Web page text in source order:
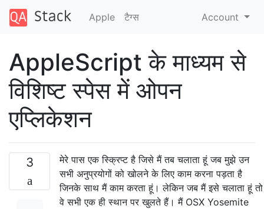
Apple टैग्‍स Account
AppleScript के माध्यम से
विशिष्ट स्पेस में ओपन
एप्लिकेशन
3
मेरे पास एक स्क्रिप्ट है जिसे मैं तब चलाता हूं जब मुझे उन
सभी अनुप्रयोगों को खोलने के लिए काम करना पड़ता है
जिनके साथ मैं काम करता हूं। लेकिन जब मैं इसे चलाता हूं तो
वे सभी एक ही स्थान पर खुलते हैं। मैं OSX Yosemite